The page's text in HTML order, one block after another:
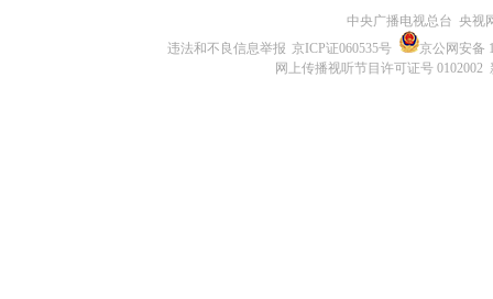
中央广播电视总台 央视
违法和不良信息举报 京ICP证060535号
京公网安备
网上传播视听节目许可证号 0102002